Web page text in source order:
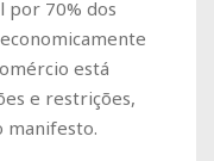
por 70% dos
está
e restrições,
manifesto.